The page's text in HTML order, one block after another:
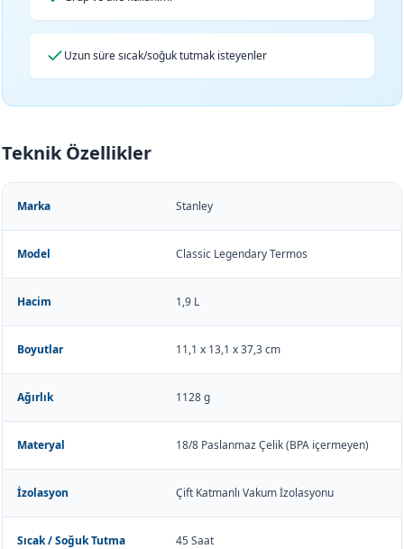
Uzun süre sıcak/soğuk tutmak isteyenler
Teknik Özellikler
Marka Stanley
Model Classic Legendary Termos
Hacim 1,9 L
Boyutlar 11,1 x 13,1 x 37,3 cm
Ağırlık 1128 g
Materyal 18/8 Paslanmaz Çelik (BPA içermeyen)
İzolasyon Çift Katmanlı Vakum İzolasyonu
Sıcak / Soğuk Tutma 45 Saat